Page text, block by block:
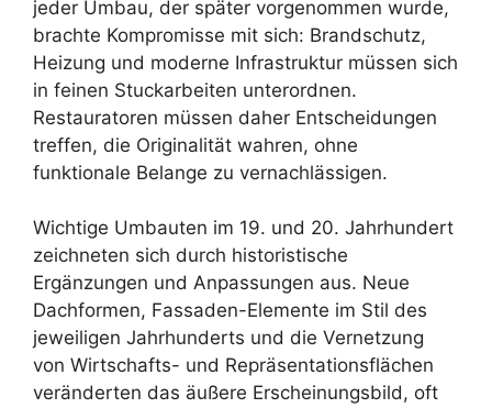
jeder Umbau, der später vorgenommen wurde,
brachte Kompromisse mit sich: Brandschutz,
Heizung und moderne Infrastruktur müssen sich
in feinen Stuckarbeiten unterordnen.
Restauratoren müssen daher Entscheidungen
treffen, die Originalität wahren, ohne
funktionale Belange zu vernachlässigen.
Wichtige Umbauten im 19. und 20. Jahrhundert
zeichneten sich durch historistische
Ergänzungen und Anpassungen aus. Neue
Dachformen, Fassaden-Elemente im Stil des
jeweiligen Jahrhunderts und die Vernetzung
von Wirtschafts- und Repräsentationsflächen
veränderten das äußere Erscheinungsbild, oft